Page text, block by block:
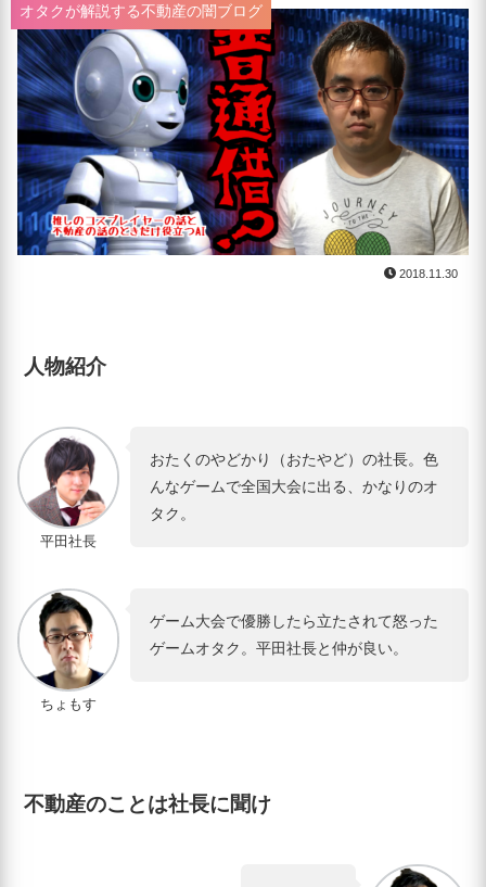
オタクが解説する不動産の闇ブログ
2018.11.30
人物紹介
平田社長
おたくのやどかり（おたやど）の社長。色
んなゲームで全国大会に出る、かなりのオ
タク。
ちょもす
ゲーム大会で優勝したら立たされて怒った
ゲームオタク。平田社長と仲が良い。
不動産のことは社長に聞け